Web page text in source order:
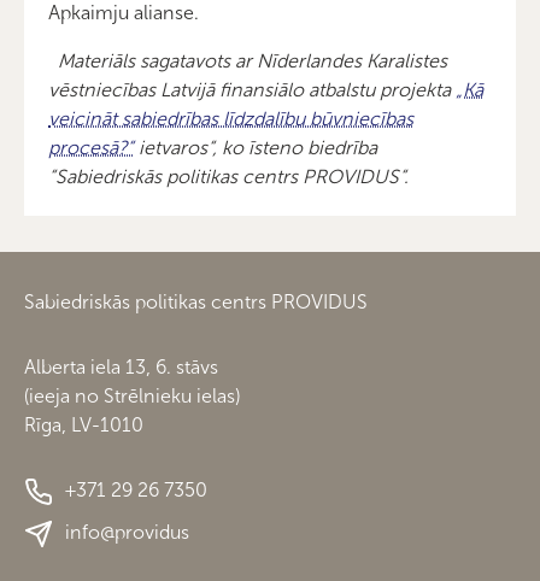
Apkaimju alianse.
Materiāls sagatavots ar Nīderlandes Karalistes
vēstniecības Latvijā finansiālo atbalstu projekta „Kā
veicināt sabiedrības līdzdalību būvniecības
procesā?“ietvaros“, ko īsteno biedrība
“Sabiedriskās politikas centrs PROVIDUS“.
Sabiedriskās politikas centrs PROVIDUS
Alberta iela 13, 6. stāvs
(ieeja no Strēlnieku ielas)
Rīga, LV-1010
+371 29 26 7350
info@providus